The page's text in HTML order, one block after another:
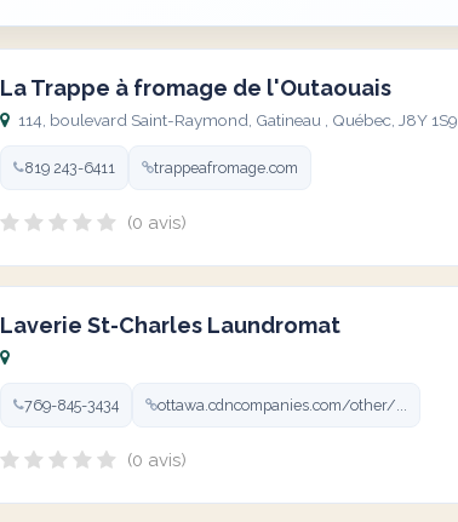
La Trappe à fromage de l'Outaouais
114, boulevard Saint-Raymond, Gatineau , Québec, J8Y 1S9
819 243-6411 trappeafromage.com
(0 avis)
Laverie St-Charles Laundromat
769-845-3434 ottawa.cdncompanies.com/other/...
(0 avis)